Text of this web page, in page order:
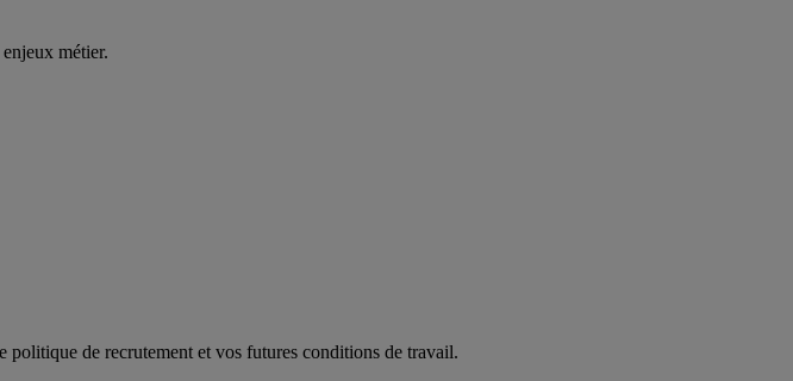
métier.
de recrutement et vos futures conditions de travail.